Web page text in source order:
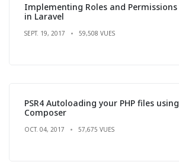
Implementing Roles and Permissions
in Laravel
SEPT. 19, 2017 59,508 VUES
PSR4 Autoloading your PHP files using
Composer
OCT. 04, 2017 57,675 VUES